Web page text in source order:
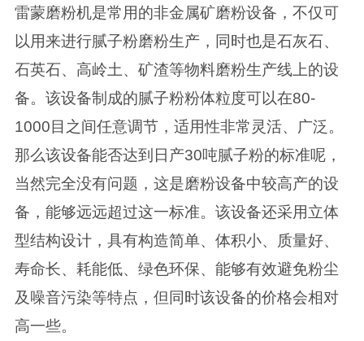
雷蒙磨粉机是常用的非金属矿磨粉设备，不仅可
以用来进行腻子粉磨粉生产，同时也是石灰石、
石英石、高岭土、矿渣等物料磨粉生产线上的设
备。该设备制成的腻子粉粉体粒度可以在80-
1000目之间任意调节，适用性非常灵活、广泛。
那么该设备能否达到日产30吨腻子粉的标准呢，
当然完全没有问题，这是磨粉设备中较高产的设
备，能够远远超过这一标准。该设备还采用立体
型结构设计，具有构造简单、体积小、质量好、
寿命长、耗能低、绿色环保、能够有效避免粉尘
及噪音污染等特点，但同时该设备的价格会相对
高一些。